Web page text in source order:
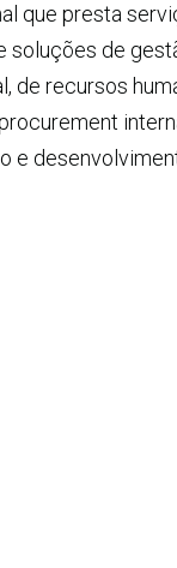
que presta
soluções de
de recursos
e